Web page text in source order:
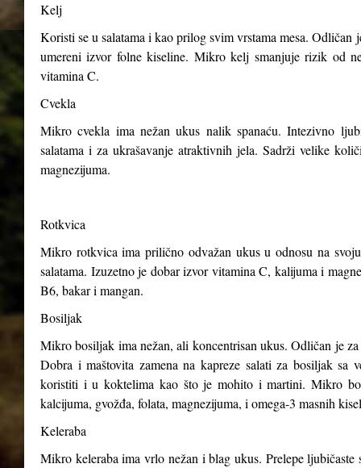
Kelj
Koristi se u salatama i kao prilog svim vrstama mesa.
umereni izvor folne kiseline. Mikro kelj smanjuje rizik od
vitamina C.
Cvekla
Mikro cvekla ima nežan ukus nalik spanaću. Intezivno
salatama i za ukrašavanje atraktivnih jela. Sadrži velike
magnezijuma.
Rotkvica
Mikro rotkvica ima prilično odvažan ukus u odnosu na
salatama. Izuzetno je dobar izvor vitamina C, kalijuma i
B6, bakar i mangan.
Bosiljak
Mikro bosiljak ima nežan, ali koncentrisan ukus. Odličan je
Dobra i maštovita zamena na kapreze salati za bosiljak
koristiti i u koktelima kao što je mohito i martini. Mikro
kalcijuma, gvožđa, folata, magnezijuma, i omega-3 masnih
Keleraba
Mikro keleraba ima vrlo nežan i blag ukus. Prelepe